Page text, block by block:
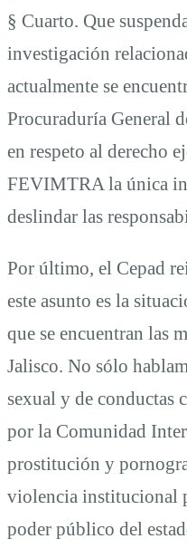
§ Cuarto. Que
investigación
actualmente se
Procuraduría General
en respeto al derecho
FEVIMTRA la única
deslindar las
Por último, el Cepad
este asunto es la
que se encuentran las
Jalisco. No sólo
sexual y de conductas
por la Comunidad
prostitución y
violencia institucional
poder público del